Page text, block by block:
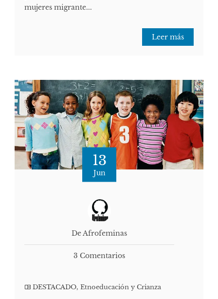
mujeres migrante...
Leer más
13
Jun
De Afrofeminas
3 Comentarios
DESTACADO, Etnoeducación y Crianza